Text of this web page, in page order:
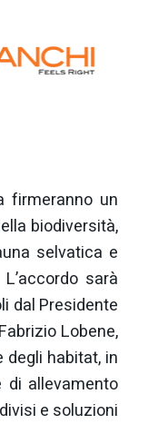
firmeranno un
biodiversità,
selvatica e
sarà
dal Presidente
Lobene,
habitat, in
di allevamento
e soluzioni